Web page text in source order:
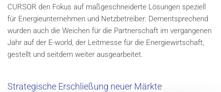
CURSOR den Fokus auf maßgeschneiderte Lösungen speziell
für Energieunternehmen und Netzbetreiber. Dementsprechend
wurden auch die Weichen für die Partnerschaft im vergangenen
Jahr auf der E-world, der Leitmesse für die Energiewirtschaft,
gestellt und seitdem weiter ausgearbeitet.
Strategische Erschließung neuer Märkte